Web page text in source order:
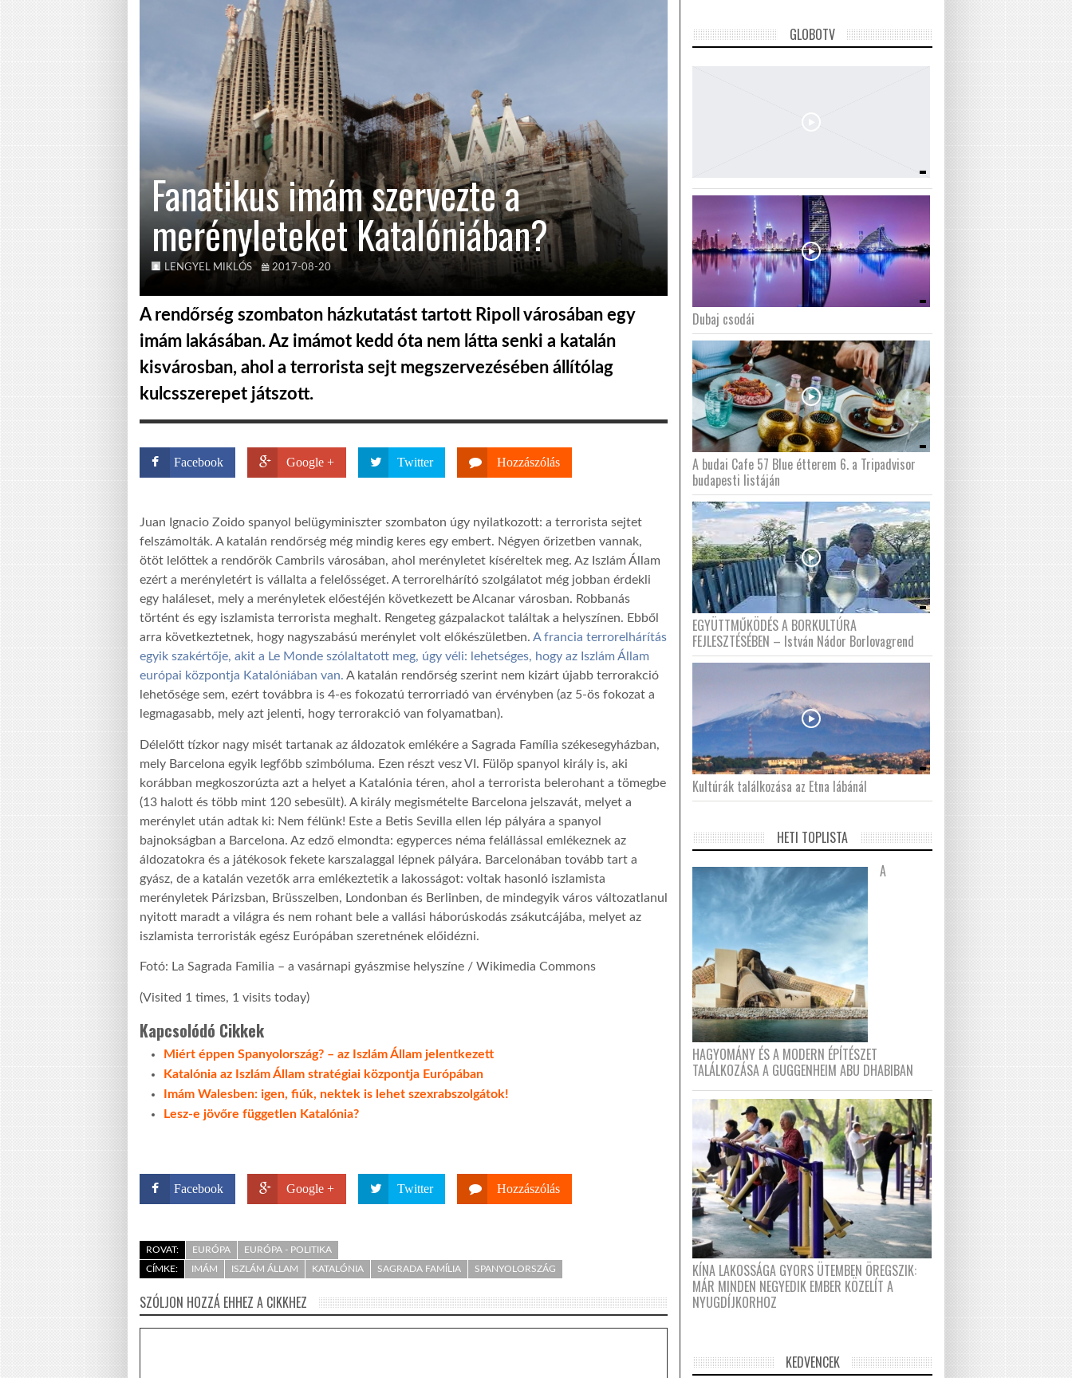
Fanatikus imám szervezte a
merényleteket Katalóniában?
LENGYEL MIKLÓS 2017-08-20
A rendőrség szombaton házkutatást tartott Ripoll városában egy
imám lakásában. Az imámot kedd óta nem látta senki a katalán
kisvárosban, ahol a terrorista sejt megszervezésében állítólag
kulcsszerepet játszott.
Facebook Google + Twitter Hozzászólás
Juan Ignacio Zoido spanyol belügyminiszter szombaton úgy nyilatkozott: a terrorista sejtet
felszámolták. A katalán rendőrség még mindig keres egy embert. Négyen őrizetben vannak,
ötöt lelőttek a rendőrök Cambrils városában, ahol merényletet kíséreltek meg. Az Iszlám Állam
ezért a merényletért is vállalta a felelősséget. A terrorelhárító szolgálatot még jobban érdekli
egy haláleset, mely a merényletek előestéjén következett be Alcanar városban. Robbanás
történt és egy iszlamista terrorista meghalt. Rengeteg gázpalackot találtak a helyszínen. Ebből
arra következtetnek, hogy nagyszabású merénylet volt előkészületben. A francia terrorelhárítás
egyik szakértője, akit a Le Monde szólaltatott meg, úgy véli: lehetséges, hogy az Iszlám Állam
európai központja Katalóniában van. A katalán rendőrség szerint nem kizárt újabb terrorakció
lehetősége sem, ezért továbbra is 4-es fokozatú terrorriadó van érvényben (az 5-ös fokozat a
legmagasabb, mely azt jelenti, hogy terrorakció van folyamatban).
Délelőtt tízkor nagy misét tartanak az áldozatok emlékére a Sagrada Família székesegyházban,
mely Barcelona egyik legfőbb szimbóluma. Ezen részt vesz VI. Fülöp spanyol király is, aki
korábban megkoszorúzta azt a helyet a Katalónia téren, ahol a terrorista belerohant a tömegbe
(13 halott és több mint 120 sebesült). A király megismételte Barcelona jelszavát, melyet a
merénylet után adtak ki: Nem félünk! Este a Betis Sevilla ellen lép pályára a spanyol
bajnokságban a Barcelona. Az edző elmondta: egyperces néma felállással emlékeznek az
áldozatokra és a játékosok fekete karszalaggal lépnek pályára. Barcelonában tovább tart a
gyász, de a katalán vezetők arra emlékeztetik a lakosságot: voltak hasonló iszlamista
merényletek Párizsban, Brüsszelben, Londonban és Berlinben, de mindegyik város változatlanul
nyitott maradt a világra és nem rohant bele a vallási háborúskodás zsákutcájába, melyet az
iszlamista terroristák egész Európában szeretnének előidézni.
Fotó: La Sagrada Familia – a vasárnapi gyászmise helyszíne / Wikimedia Commons
(Visited 1 times, 1 visits today)
Kapcsolódó Cikkek
Miért éppen Spanyolország? – az Iszlám Állam jelentkezett
Katalónia az Iszlám Állam stratégiai központja Európában
Imám Walesben: igen, fiúk, nektek is lehet szexrabszolgátok!
Lesz-e jövőre független Katalónia?
Facebook Google + Twitter Hozzászólás
ROVAT: EURÓPA
EURÓPA - POLITIKA
CÍMKE:
IMÁM ISZLÁM ÁLLAM KATALÓNIA SAGRADA FAMÍLIA SPANYOLORSZÁG
SZÓLJON HOZZÁ EHHEZ A CIKKHEZ
GLOBOTV
Dubaj csodái
A budai Cafe 57 Blue étterem 6. a Tripadvisor
budapesti listáján
EGYÜTTMŰKÖDÉS A BORKULTÚRA
FEJLESZTÉSÉBEN – István Nádor Borlovagrend
Kultúrák találkozása az Etna lábánál
HETI TOPLISTA
A
HAGYOMÁNY ÉS A MODERN ÉPÍTÉSZET
TALÁLKOZÁSA A GUGGENHEIM ABU DHABIBAN
KÍNA LAKOSSÁGA GYORS ÜTEMBEN ÖREGSZIK:
MÁR MINDEN NEGYEDIK EMBER KÖZELÍT A
NYUGDÍJKORHOZ
KEDVENCEK